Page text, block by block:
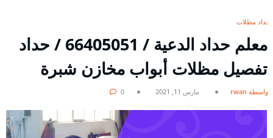
حداد مظلات
معلم حداد الدعية / 66405051 / حداد
تفصيل مظلات أبواب مخازن شبرة
بواسطة rwan مارس 11, 2021 0